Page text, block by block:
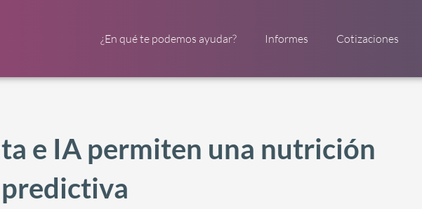
¿En qué te podemos ayudar? Informes Cotizaciones
e IA permiten una nutrición